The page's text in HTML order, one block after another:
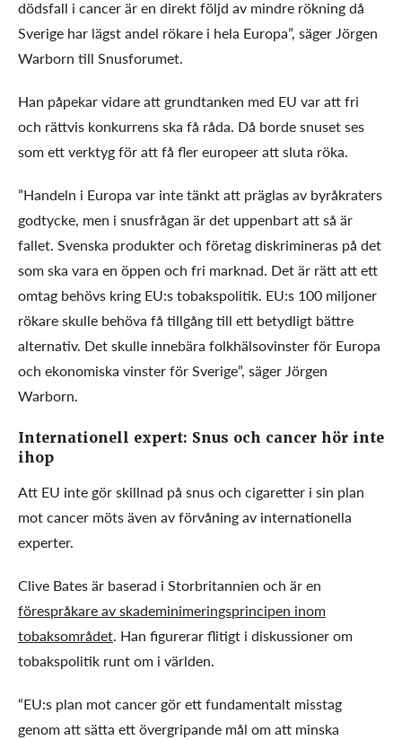
dödsfall i cancer är en direkt följd av mindre rökning då
Sverige har lägst andel rökare i hela Europa”, säger Jörgen
Warborn till Snusforumet.
Han påpekar vidare att grundtanken med EU var att fri
och rättvis konkurrens ska få råda. Då borde snuset ses
som ett verktyg för att få fler europeer att sluta röka.
”Handeln i Europa var inte tänkt att präglas av byråkraters
godtycke, men i snusfrågan är det uppenbart att så är
fallet. Svenska produkter och företag diskrimineras på det
som ska vara en öppen och fri marknad. Det är rätt att ett
omtag behövs kring EU:s tobakspolitik. EU:s 100 miljoner
rökare skulle behöva få tillgång till ett betydligt bättre
alternativ. Det skulle innebära folkhälsovinster för Europa
och ekonomiska vinster för Sverige”, säger Jörgen
Warborn.
Internationell expert: Snus och cancer hör inte
ihop
Att EU inte gör skillnad på snus och cigaretter i sin plan
mot cancer möts även av förvåning av internationella
experter.
Clive Bates är baserad i Storbritannien och är en
förespråkare av skademinimeringsprincipen inom
tobaksområdet. Han figurerar flitigt i diskussioner om
tobakspolitik runt om i världen.
“EU:s plan mot cancer gör ett fundamentalt misstag
genom att sätta ett övergripande mål om att minska